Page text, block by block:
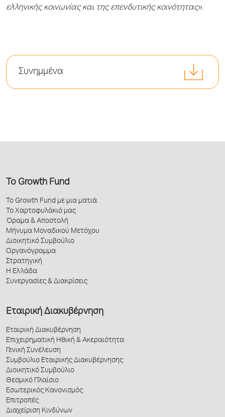
ελληνικής κοινωνίας και της επενδυτικής κοινότητας».
Συνημμένα
Το Growth Fund
Το Growth Fund με μια ματιά
Το Χαρτοφυλάκιό μας
Όραμα & Αποστολή
Μήνυμα Μοναδικού Μετόχου
Διοικητικό Συμβούλιο
Οργανόγραμμα
Στρατηγική
Η Ελλάδα
Συνεργασίες & Διακρίσεις
Εταιρική Διακυβέρνηση
Εταιρική Διακυβέρνηση
Επιχειρηματική Ηθική & Ακεραιότητα
Γενική Συνέλευση
Συμβούλιο Εταιρικής Διακυβέρνησης
Διοικητικό Συμβούλιο
Θεσμικό Πλαίσιο
Εσωτερικός Κανονισμός
Επιτροπές
Διαχείριση Κινδύνων